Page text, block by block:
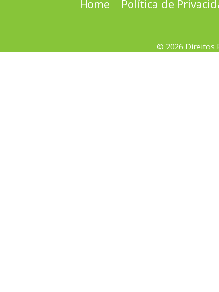
Home Política de
© 2026 Direitos